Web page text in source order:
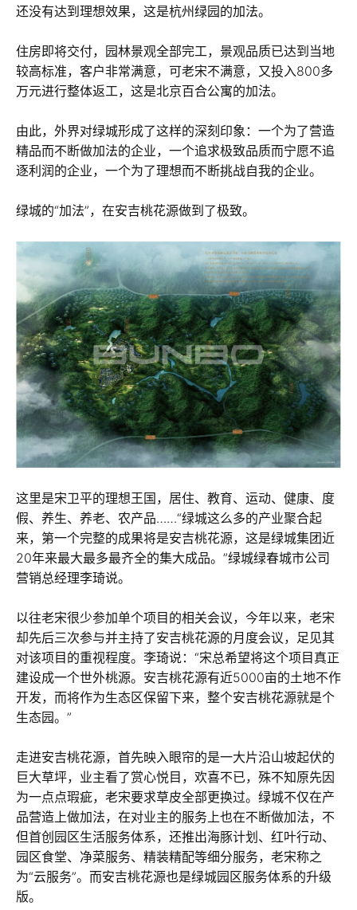
还没有达到理想效果，这是杭州绿园的加法。
住房即将交付，园林景观全部完工，景观品质已达到当地
较高标准，客户非常满意，可老宋不满意，又投入800多
万元进行整体返工，这是北京百合公寓的加法。
由此，外界对绿城形成了这样的深刻印象：一个为了营造
精品而不断做加法的企业，一个追求极致品质而宁愿不追
逐利润的企业，一个为了理想而不断挑战自我的企业。
绿城的“加法”，在安吉桃花源做到了极致。
这里是宋卫平的理想王国，居住、教育、运动、健康、度
假、养生、养老、农产品……“绿城这么多的产业聚合起
来，第一个完整的成果将是安吉桃花源，这是绿城集团近
20年来最大最多最齐全的集大成品。”绿城绿春城市公司
营销总经理李琦说。
以往老宋很少参加单个项目的相关会议，今年以来，老宋
却先后三次参与并主持了安吉桃花源的月度会议，足见其
对该项目的重视程度。李琦说：“宋总希望将这个项目真正
建设成一个世外桃源。安吉桃花源有近5000亩的土地不作
开发，而将作为生态区保留下来，整个安吉桃花源就是个
生态园。”
走进安吉桃花源，首先映入眼帘的是一大片沿山坡起伏的
巨大草坪，业主看了赏心悦目，欢喜不已，殊不知原先因
为一点点瑕疵，老宋要求草皮全部更换过。绿城不仅在产
品营造上做加法，在对业主的服务上也在不断做加法，不
但首创园区生活服务体系，还推出海豚计划、红叶行动、
园区食堂、净菜服务、精装精配等细分服务，老宋称之
为“云服务”。而安吉桃花源也是绿城园区服务体系的升级
版。